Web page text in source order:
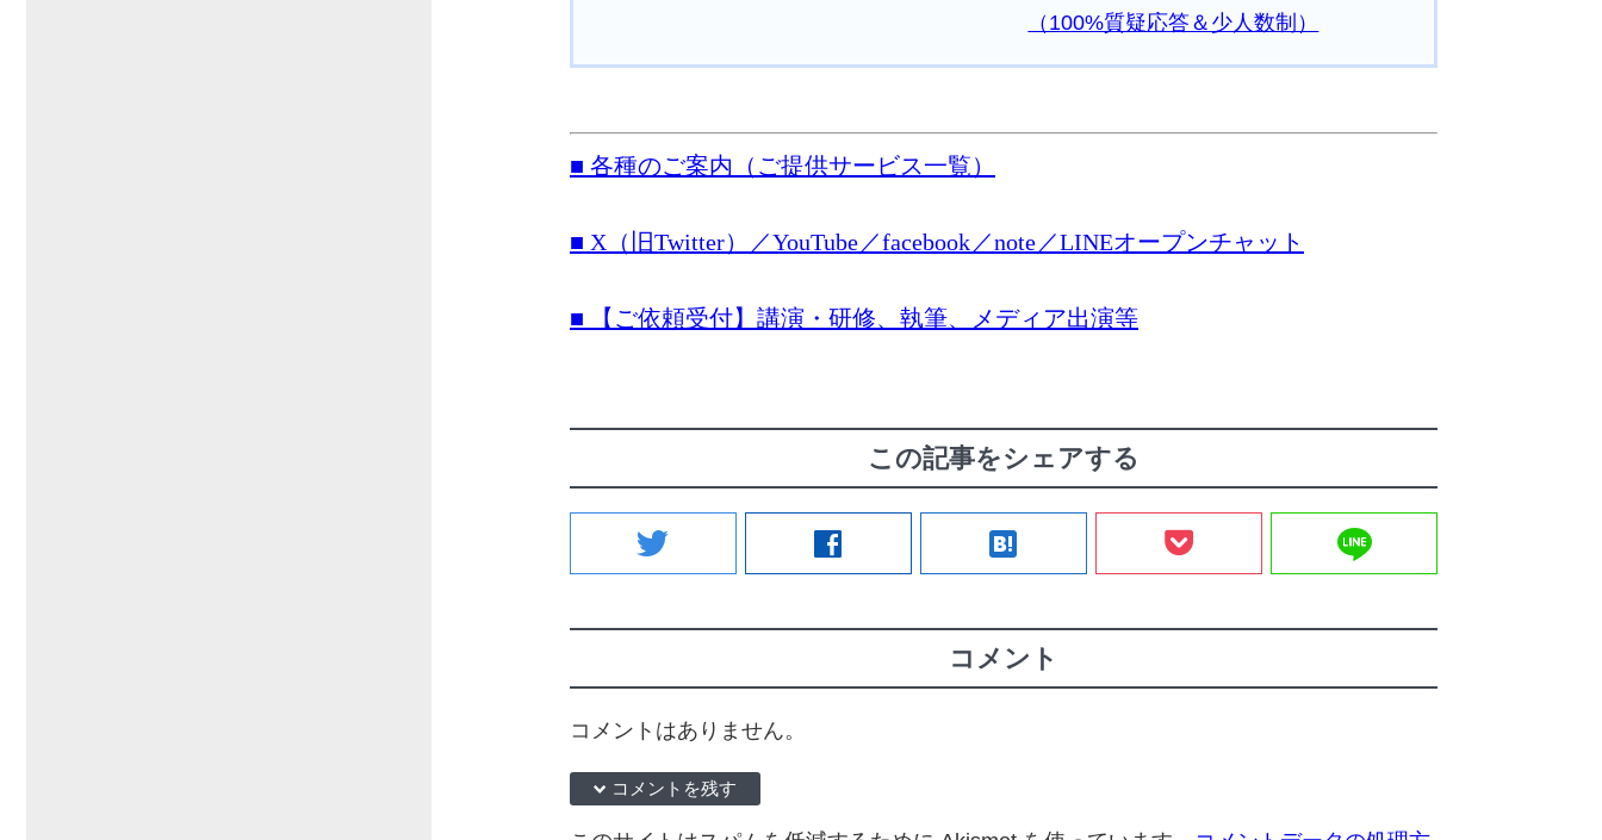
（100%質疑応答＆少人数制）
■ 各種のご案内（ご提供サービス一覧）
■ X（旧Twitter）／YouTube／facebook／note／LINEオープンチャット
■ 【ご依頼受付】講演・研修、執筆、メディア出演等
この記事をシェアする
twitter facebook hatenabookmark line
コメント
コメントはありません。
down コメントを残す